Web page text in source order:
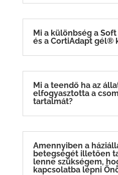
Mi a különbség a
és a CortiAdapt gél®
Mi a teendő ha az
elfogyasztotta a
tartalmát?
Amennyiben a
betegségét illetően
lenne szükségem,
kapcsolatba lépni